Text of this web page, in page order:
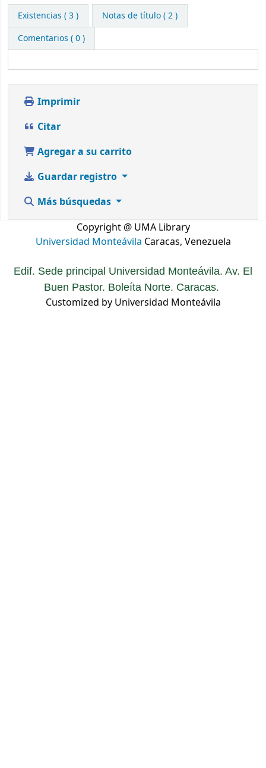
Existencias ( 3 )
Notas de título ( 2 )
Comentarios ( 0 )
Imprimir
Citar
Agregar a su carrito
Guardar registro
Más búsquedas
Copyright @ UMA Library
Universidad Monteávila Caracas, Venezuela
Edif. Sede principal Universidad Monteávila. Av. El
Buen Pastor. Boleíta Norte. Caracas.
Customized by Universidad Monteávila